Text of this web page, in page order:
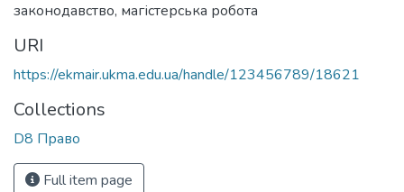
законодавство, магістерська робота
URI
https://ekmair.ukma.edu.ua/handle/123456789/18621
Collections
D8 Право
Full item page